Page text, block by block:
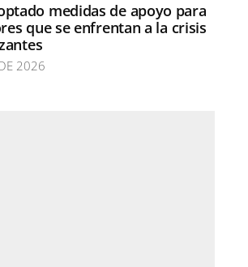
medidas de apoyo para
que se enfrentan a la crisis
2026